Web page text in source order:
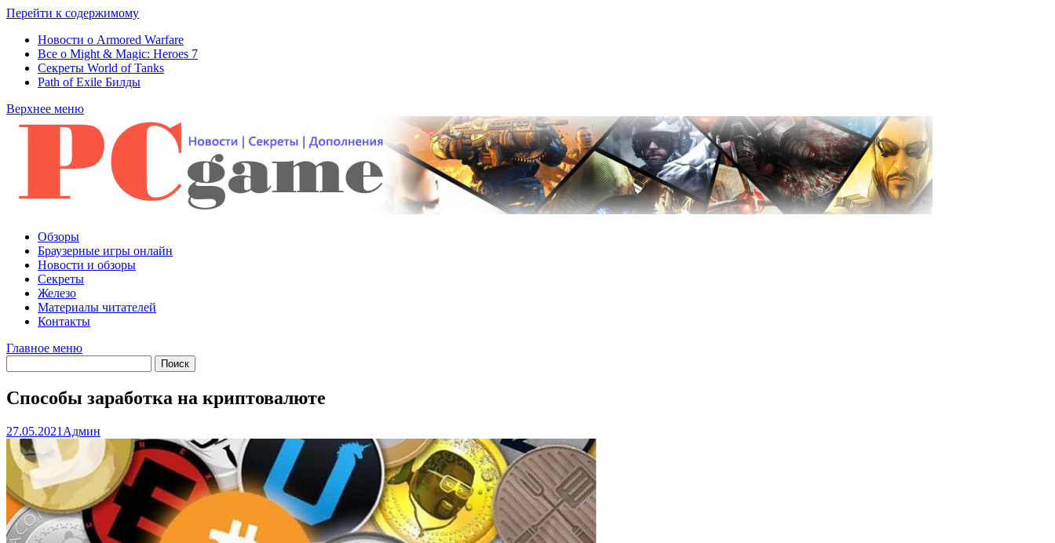
Перейти к содержимому
Новости о Armored Warfare
Все о Might & Magic: Heroes 7
Секреты World of Tanks
Path of Exile Билды
Верхнее меню
Обзоры
Браузерные игры онлайн
Новости и обзоры
Секреты
Железо
Материалы читателей
Контакты
Главное меню
Способы заработка на криптовалюте
27.05.2021 Админ